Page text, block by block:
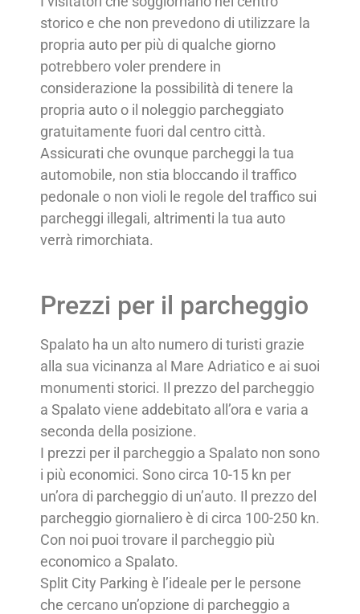
storico e che non prevedono di utilizzare la
propria auto per più di qualche giorno
potrebbero voler prendere in
considerazione la possibilità di tenere la
propria auto o il noleggio parcheggiato
gratuitamente fuori dal centro città.
Assicurati che ovunque parcheggi la tua
automobile, non stia bloccando il traffico
pedonale o non violi le regole del traffico sui
parcheggi illegali, altrimenti la tua auto
verrà rimorchiata.
Prezzi per il parcheggio
Spalato ha un alto numero di turisti grazie
alla sua vicinanza al Mare Adriatico e ai suoi
monumenti storici. Il prezzo del parcheggio
a Spalato viene addebitato all’ora e varia a
seconda della posizione.
I prezzi per il parcheggio a Spalato non sono
i più economici. Sono circa 10-15 kn per
un’ora di parcheggio di un’auto. Il prezzo del
parcheggio giornaliero è di circa 100-250 kn.
Con noi puoi trovare il parcheggio più
economico a Spalato.
Split City Parking è l’ideale per le persone
che cercano un’opzione di parcheggio a